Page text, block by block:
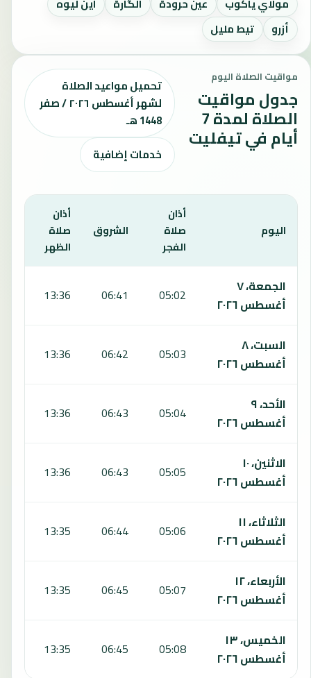
مولاي ياكوب عين حرودة الگارة
اين ليوه
أزرو
تيط مليل
مواقيت الصلاة اليوم
جدول مواقيت
الصلاة لمدة 7
أيام في تيفليت
تحميل مواعيد الصلاة
لشهر أغسطس ٢٠٢٦ / صفر
1448 هـ
خدمات إضافية
اليوم
أذان
صلاة
الفجر
الشروق
أذان
صلاة
الظهر
الجمعة، ٧
أغسطس ٢٠٢٦
05:02
06:41
13:36
السبت، ٨
أغسطس ٢٠٢٦
05:03
06:42
13:36
الأحد، ٩
أغسطس ٢٠٢٦
05:04
06:43
13:36
الاثنين، ١٠
أغسطس ٢٠٢٦
05:05
06:43
13:36
الثلاثاء، ١١
أغسطس ٢٠٢٦
05:06
06:44
13:35
الأربعاء، ١٢
أغسطس ٢٠٢٦
05:07
06:45
13:35
الخميس، ١٣
أغسطس ٢٠٢٦
05:08
06:45
13:35